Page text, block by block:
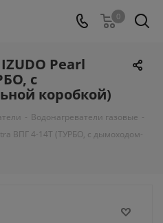
0
Pearl
с
коробкой)
- Водонагреватели газовые -
ВПГ 4-14Т (ТУРБО, с дымоходом-